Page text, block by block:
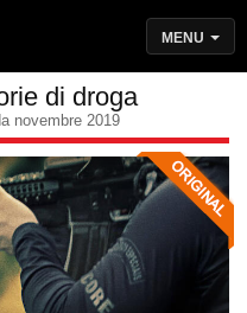
MENU
di droga
novembre 2019